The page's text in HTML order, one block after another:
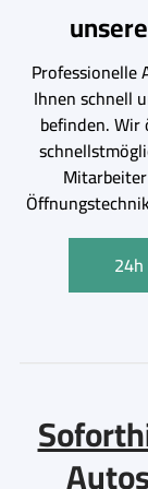
Professionelle
Ihnen schnell
befinden.